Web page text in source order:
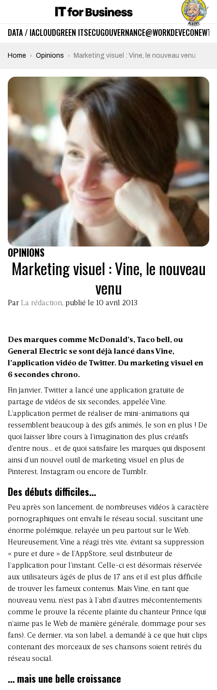
DATA / IACLOUDGREEN ITSECUGOUVERNANCE@WORKDEVECO
Home Opinions Marketing visuel : Vine, le nouveau venu
OPINIONS
Marketing visuel : Vine, le nouveau
venu
Par La rédaction, publié le 10 avril 2013
Des marques comme McDonald’s, Taco bell, ou
General Electric se sont déjà lancé dans Vine,
l’application vidéo de Twitter. Du marketing visuel en
6 secondes chrono.
Fin janvier, Twitter a lancé une application gratuite de
partage de vidéos de six secondes, appelée Vine.
L’application permet de réaliser de mini-animations qui
ressemblent beaucoup à des gifs animés, le son en plus ! De
quoi laisser libre cours à l’imagination des plus créatifs
d’entre nous… et de quoi satisfaire les marques qui disposent
ainsi d’un nouvel outil de marketing visuel en plus de
Pinterest, Instagram ou encore de Tumblr.
Des débuts difficiles…
Peu après son lancement, de nombreuses vidéos à caractère
pornographiques ont envahi le réseau social, suscitant une
énorme polémique, relayée un peu partout sur le Web.
Heureusement, Vine a réagi très vite, évitant sa suppression
« pure et dure » de l’AppStore, seul distributeur de
l’application pour l’instant. Celle-ci est désormais réservée
aux utilisateurs âgés de plus de 17 ans et il est plus difficile
de trouver les fameux contenus. Mais Vine, en tant que
nouveau venu, n’est pas à l’abri d’autres mécontentements
comme le prouve la récente plainte du chanteur Prince (qui
n’aime pas le Web de manière générale, dommage pour ses
fans). Ce dernier, via son label, a demandé à ce que huit clips
contenant des morceaux de ses chansons soient retirés du
réseau social.
… mais une belle croissance